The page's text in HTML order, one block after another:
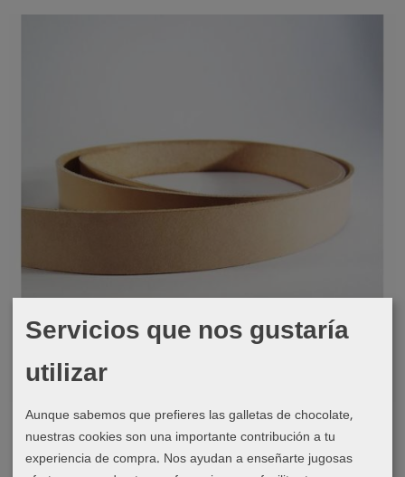
Tira de cuero curtido vegetal...
6,56 €
★★★★★
★★★★★
Servicios que nos gustaría
utilizar
Aunque sabemos que prefieres las galletas de chocolate,
nuestras cookies son una importante contribución a tu
experiencia de compra. Nos ayudan a enseñarte jugosas